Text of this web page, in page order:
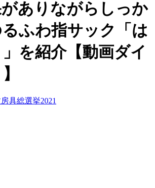
ありながらしっか
ふわ指サック「は
を紹介【動画ダイ
具総選挙2021